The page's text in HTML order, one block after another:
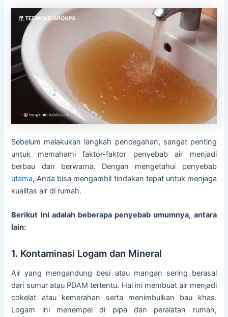
Sebelum melakukan langkah pencegahan, sangat penting
untuk memahami faktor-faktor penyebab air menjadi
berbau dan berwarna. Dengan mengetahui penyebab
utama, Anda bisa mengambil tindakan tepat untuk menjaga
kualitas air di rumah.
Berikut ini adalah beberapa penyebab umumnya, antara
lain:
1. Kontaminasi Logam dan Mineral
Air yang mengandung besi atau mangan sering berasal
dari sumur atau PDAM tertentu. Hal ini membuat air menjadi
cokelat atau kemerahan serta menimbulkan bau khas.
Logam ini menempel di pipa dan peralatan rumah,